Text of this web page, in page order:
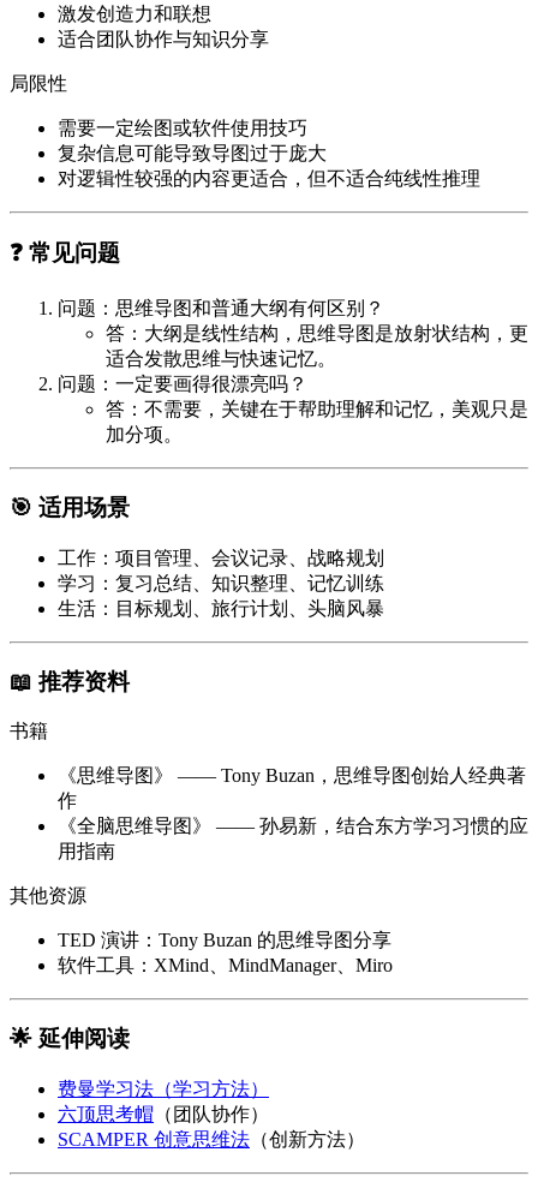
激发创造力和联想
适合团队协作与知识分享
局限性
需要一定绘图或软件使用技巧
复杂信息可能导致导图过于庞大
对逻辑性较强的内容更适合，但不适合纯线性推理
❓ 常见问题
问题：思维导图和普通大纲有何区别？
答：大纲是线性结构，思维导图是放射状结构，更
适合发散思维与快速记忆。
问题：一定要画得很漂亮吗？
答：不需要，关键在于帮助理解和记忆，美观只是
加分项。
🎯 适用场景
工作 ：项目管理、会议记录、战略规划
学习 ：复习总结、知识整理、记忆训练
生活 ：目标规划、旅行计划、头脑风暴
📖 推荐资料
书籍
《思维导图》 —— Tony Buzan，思维导图创始人经典著
作
《全脑思维导图》 —— 孙易新，结合东方学习习惯的应
用指南
其他资源
TED 演讲：Tony Buzan 的思维导图分享
软件工具：XMind、MindManager、Miro
🌟 延伸阅读
费曼学习法（学习方法）
六顶思考帽 （团队协作）
SCAMPER 创意思维法 （创新方法）